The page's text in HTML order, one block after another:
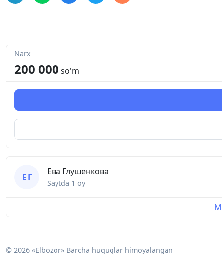
Narx
200 000 so'm
Е Г
Ева Глушенкова
Saytda 1 oy
© 2026 «Elbozor» Barcha huquqlar himoyalangan